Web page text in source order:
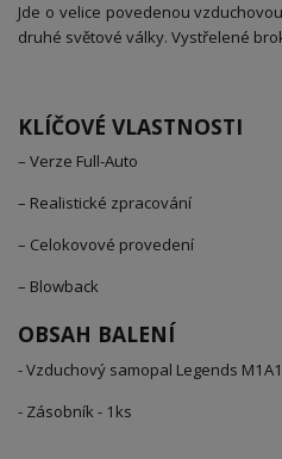
Jde o velice povedenou
druhé světové války. Vystřelené
KLÍČOVÉ VLASTNOSTI
– Verze Full-Auto
– Realistické zpracování
– Celokovové provedení
– Blowback
OBSAH BALENÍ
- Vzduchový samopal Legends
- Zásobník - 1ks